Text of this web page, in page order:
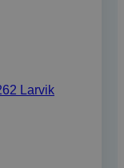
Larvik